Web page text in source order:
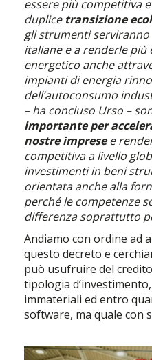
essere più competitiva
duplice transizione
gli strumenti
italiane e a renderle più
energetico anche
impianti di energia
dell’autoconsumo
– ha concluso Urso –
importante per
nostre impresee
competitiva a livello
investimenti in beni
orientata anche alla
perché le competenze
differenza soprattutto
Andiamo con ordine ad
questo decreto e
può usufruire del
tipologia
immateriali ed entro
software, ma quale con